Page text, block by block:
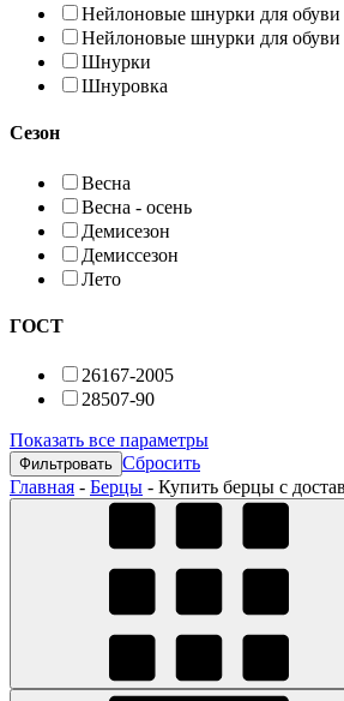
Нейлоновые шнурки для обуви
Нейлоновые шнурки для
Шнурки
Шнуровка
Сезон
Весна
Весна - осень
Демисезон
Демиссезон
Лето
ГОСТ
26167-2005
28507-90
Показать все параметры
Сбросить
Главная - Берцы - Купить берцы с